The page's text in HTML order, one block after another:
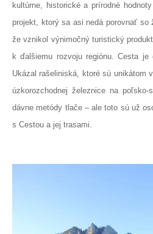
kultúrne, historické a prírodné
projekt, ktorý sa asi nedá porovnať so
že vznikol výnimočný turistický
k ďalšiemu rozvoju regiónu. Cesta je
Ukázal rašeliniská, ktoré sú unikátom
úzkorozchodnej železnice na poľsko-
dávne metódy tlače – ale toto sú už
s Cestou a jej trasami.